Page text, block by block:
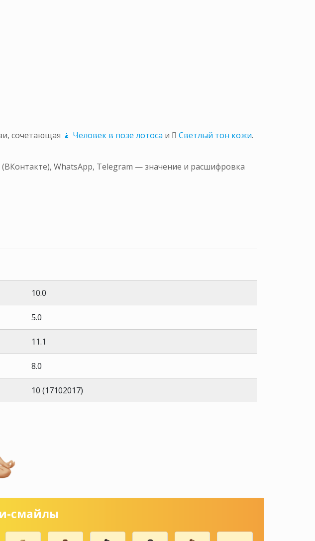
сочетающая 🧘 Человек в позе лотоса и 🏼 Светлый тон кожи.
WhatsApp, Telegram — значение и расшифровка
10.0
5.0
11.1
8.0
10 (17102017)
смайлы